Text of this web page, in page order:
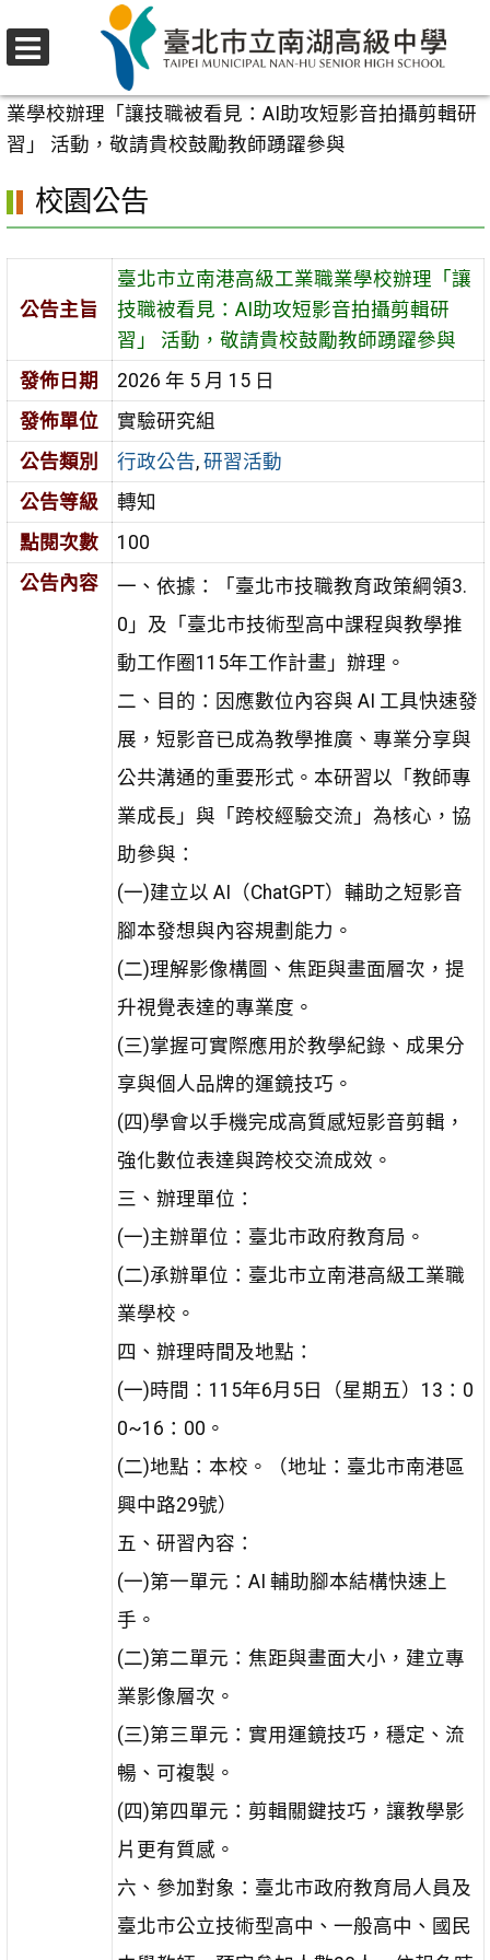
至
要
內
校園公告
業學校辦理「讓技職被看見：AI助攻短影音拍攝剪輯研
習」 活動，敬請貴校鼓勵教師踴躍參與
校園公告
公告主旨
臺北市立南港高級工業職業學校辦理「讓
技職被看見：AI助攻短影音拍攝剪輯研
習」 活動，敬請貴校鼓勵教師踴躍參與
發佈日期
2026 年 5 月 15 日
發佈單位
實驗研究組
公告類別
行政公告, 研習活動
公告等級
轉知
點閱次數
100
公告內容
一、依據：「臺北市技職教育政策綱領3.
0」及「臺北市技術型高中課程與教學推
動工作圈115年工作計畫」辦理。
二、目的：因應數位內容與 AI 工具快速發
展，短影音已成為教學推廣、專業分享與
公共溝通的重要形式。本研習以「教師專
業成長」與「跨校經驗交流」為核心，協
助參與：
(一)建立以 AI（ChatGPT）輔助之短影音
腳本發想與內容規劃能力。
(二)理解影像構圖、焦距與畫面層次，提
升視覺表達的專業度。
(三)掌握可實際應用於教學紀錄、成果分
享與個人品牌的運鏡技巧。
(四)學會以手機完成高質感短影音剪輯，
強化數位表達與跨校交流成效。
三、辦理單位：
(一)主辦單位：臺北市政府教育局。
(二)承辦單位：臺北市立南港高級工業職
業學校。
四、辦理時間及地點：
(一)時間：115年6月5日（星期五）13：0
0~16：00。
(二)地點：本校。（地址：臺北市南港區
興中路29號）
五、研習內容：
(一)第一單元：AI 輔助腳本結構快速上
手。
(二)第二單元：焦距與畫面大小，建立專
業影像層次。
(三)第三單元：實用運鏡技巧，穩定、流
暢、可複製。
(四)第四單元：剪輯關鍵技巧，讓教學影
片更有質感。
六、參加對象：臺北市政府教育局人員及
臺北市公立技術型高中、一般高中、國民
選
單